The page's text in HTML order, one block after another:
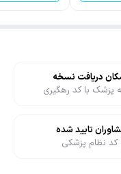
دریافت نسخه
پزشک با کد رهگیری
تایید شده
کد نظام پزشکی